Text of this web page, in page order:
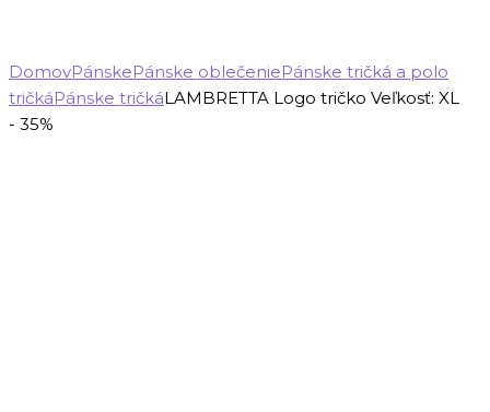
DomovPánskePánske oblečeniePánske tričká a polo
tričkáPánske tričkáLAMBRETTA Logo tričko Veľkosť: XL
- 35%